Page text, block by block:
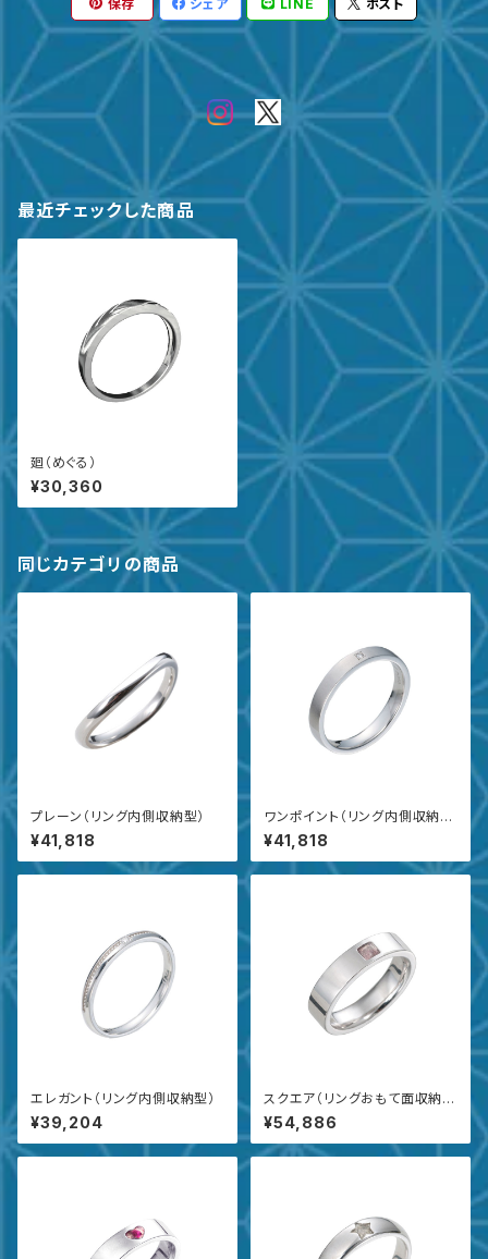
保存 シェア LINE ポスト
最近チェックした商品
廻（めぐる）
¥30,360
同じカテゴリの商品
プレーン（リング内側収納型）
¥41,818
ワンポイント（リング内側収納
型）
¥41,818
エレガント（リング内側収納型）
¥39,204
スクエア（リングおもて面収納
型）
¥54,886